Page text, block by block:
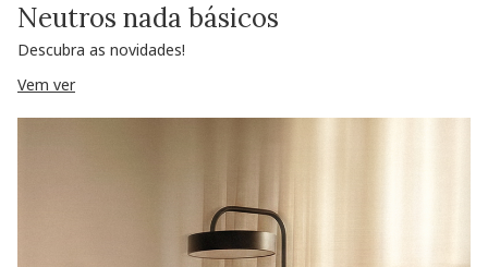
Neutros nada básicos
Descubra as novidades!
Vem ver